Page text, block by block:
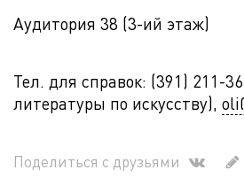
Аудитория 38 (3-ий этаж)
Тел. для справок: (391) 211-
литературы по искусству),
Поделиться с друзьями